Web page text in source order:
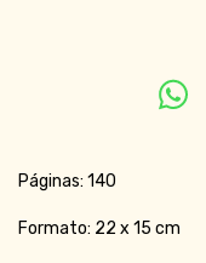
Páginas: 140
Formato: 22 x 15 cm